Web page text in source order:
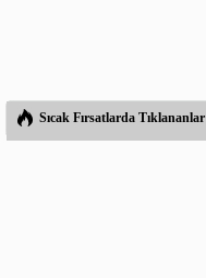
Sıcak Fırsatlarda Tıklananlar